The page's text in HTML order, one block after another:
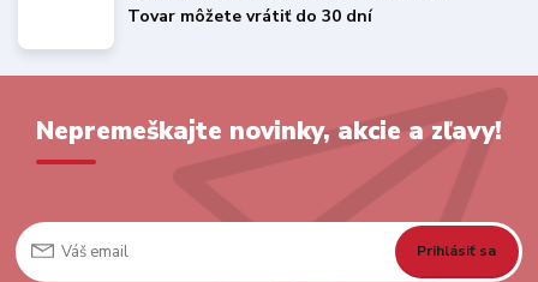
Tovar môžete vrátiť do 30 dní
Nepremeškajte novinky, akcie a zľavy!
Prihlásiť sa